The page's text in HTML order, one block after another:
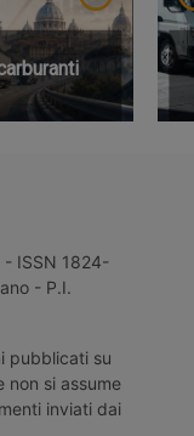
ISSN 1824-
- P.I.
pubblicati su
non si assume
inviati dai